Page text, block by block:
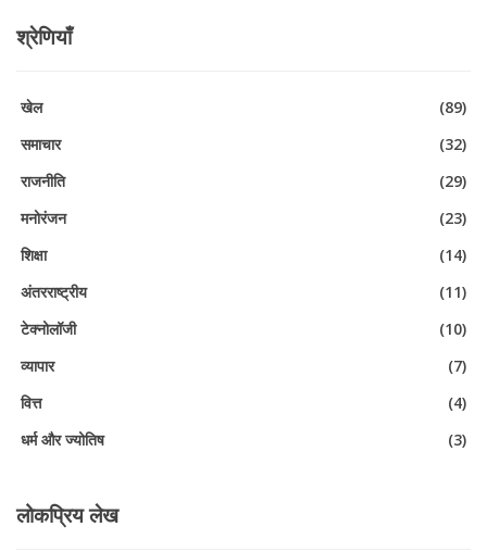
श्रेणियाँ
खेल
(89)
समाचार
(32)
राजनीति
(29)
मनोरंजन
(23)
शिक्षा
(14)
अंतरराष्ट्रीय
(11)
टेक्नोलॉजी
(10)
व्यापार
(7)
वित्त
(4)
धर्म और ज्योतिष
(3)
लोकप्रिय लेख